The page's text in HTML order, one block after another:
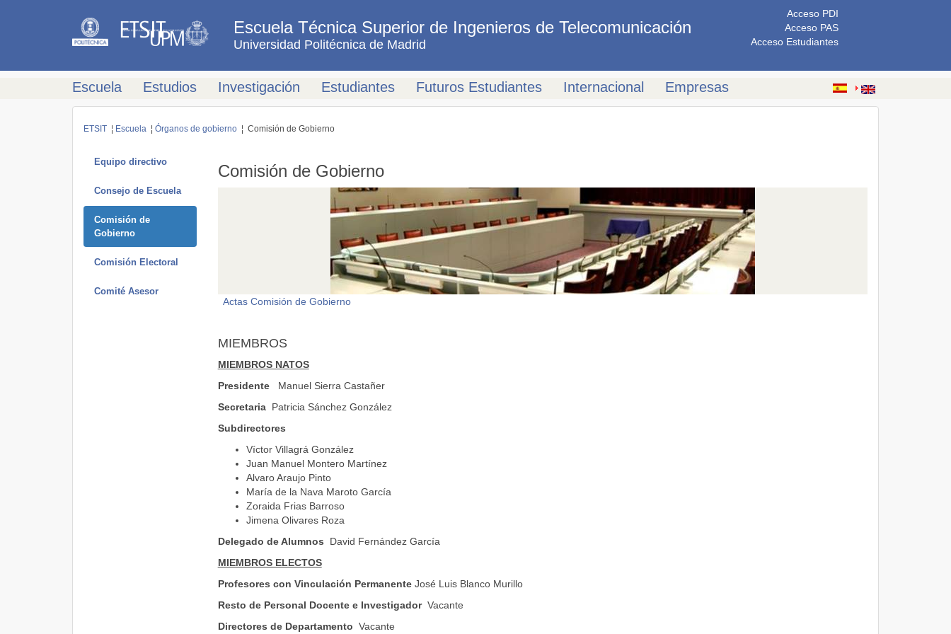
Escuela Técnica Superior de Ingenieros de Telecomunicación
Universidad Politécnica de Madrid
Acceso PDI
Acceso PAS
Acceso Estudiantes
Escuela Estudios Investigación Estudiantes Futuros Estudiantes Internacional Empresas
ETSIT ¦ Escuela ¦ Órganos de gobierno ¦ Comisión de Gobierno
Equipo directivo
Consejo de Escuela
Comisión de
Gobierno
Comisión Electoral
Comité Asesor
Comisión de Gobierno
Actas Comisión de Gobierno
MIEMBROS
MIEMBROS NATOS
Presidente
Manuel Sierra Castañer
Secretaria Patricia Sánchez González
Subdirectores
Víctor Villagrá González
Juan Manuel Montero Martínez
Alvaro Araujo Pinto
María de la Nava Maroto García
Zoraida Frias Barroso
Jimena Olivares Roza
Delegado de Alumnos David Fernández García
MIEMBROS ELECTOS
Profesores con Vinculación PermanenteJosé Luis Blanco Murillo
Resto de Personal Docente e InvestigadorVacante
Directores de Departamento Vacante